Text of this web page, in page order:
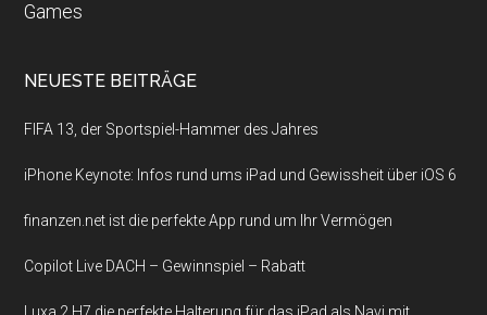
Games
NEUESTE BEITRÄGE
FIFA 13, der Sportspiel-Hammer des Jahres
iPhone Keynote: Infos rund ums iPad und Gewissheit über iOS 6
finanzen.net ist die perfekte App rund um Ihr Vermögen
Copilot Live DACH – Gewinnspiel – Rabatt